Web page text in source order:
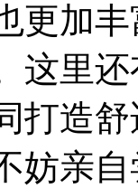
更加
这里
打造
妨亲